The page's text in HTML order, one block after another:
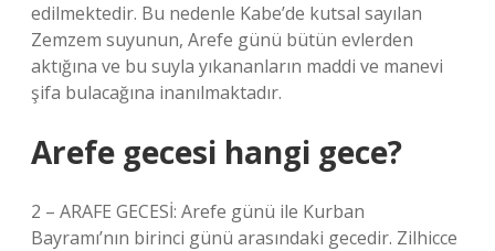
edilmektedir. Bu nedenle Kabe’de kutsal sayılan
Zemzem suyunun, Arefe günü bütün evlerden
aktığına ve bu suyla yıkananların maddi ve manevi
şifa bulacağına inanılmaktadır.
Arefe gecesi hangi gece?
2 – ARAFE GECESİ: Arefe günü ile Kurban
Bayramı’nın birinci günü arasındaki gecedir. Zilhicce